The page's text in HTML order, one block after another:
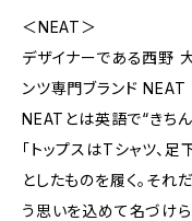
＜NEAT＞
デザイナーである西野
ンツ専門ブランド NEAT
NEATとは英語で“きち
「トップスはTシャツ、
としたものを履く。それ
う思いを込めて名づけら